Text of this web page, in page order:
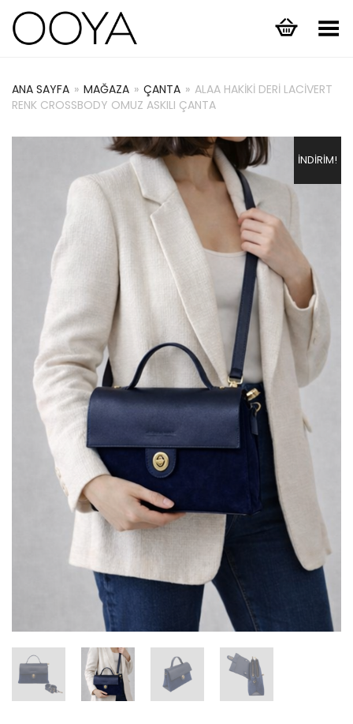
Menüyü Aç/Kapat
ANA SAYFA » MAĞAZA » ÇANTA » ALAA HAKIKI DERI LACIVERT
RENK CROSSBODY OMUZ ASKILI ÇANTA
İNDIRIM!